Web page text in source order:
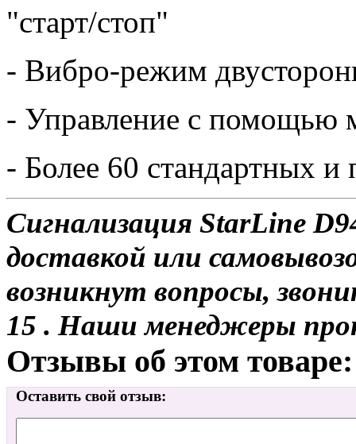
"старт/стоп"
- Вибро-режим
- Управление с помощью
- Более 60 стандартных
Сигнализация StarLine
доставкой или
возникнут вопросы,
15 . Наши менеджеры
Отзывы об этом товаре:
Оставить свой отзыв: